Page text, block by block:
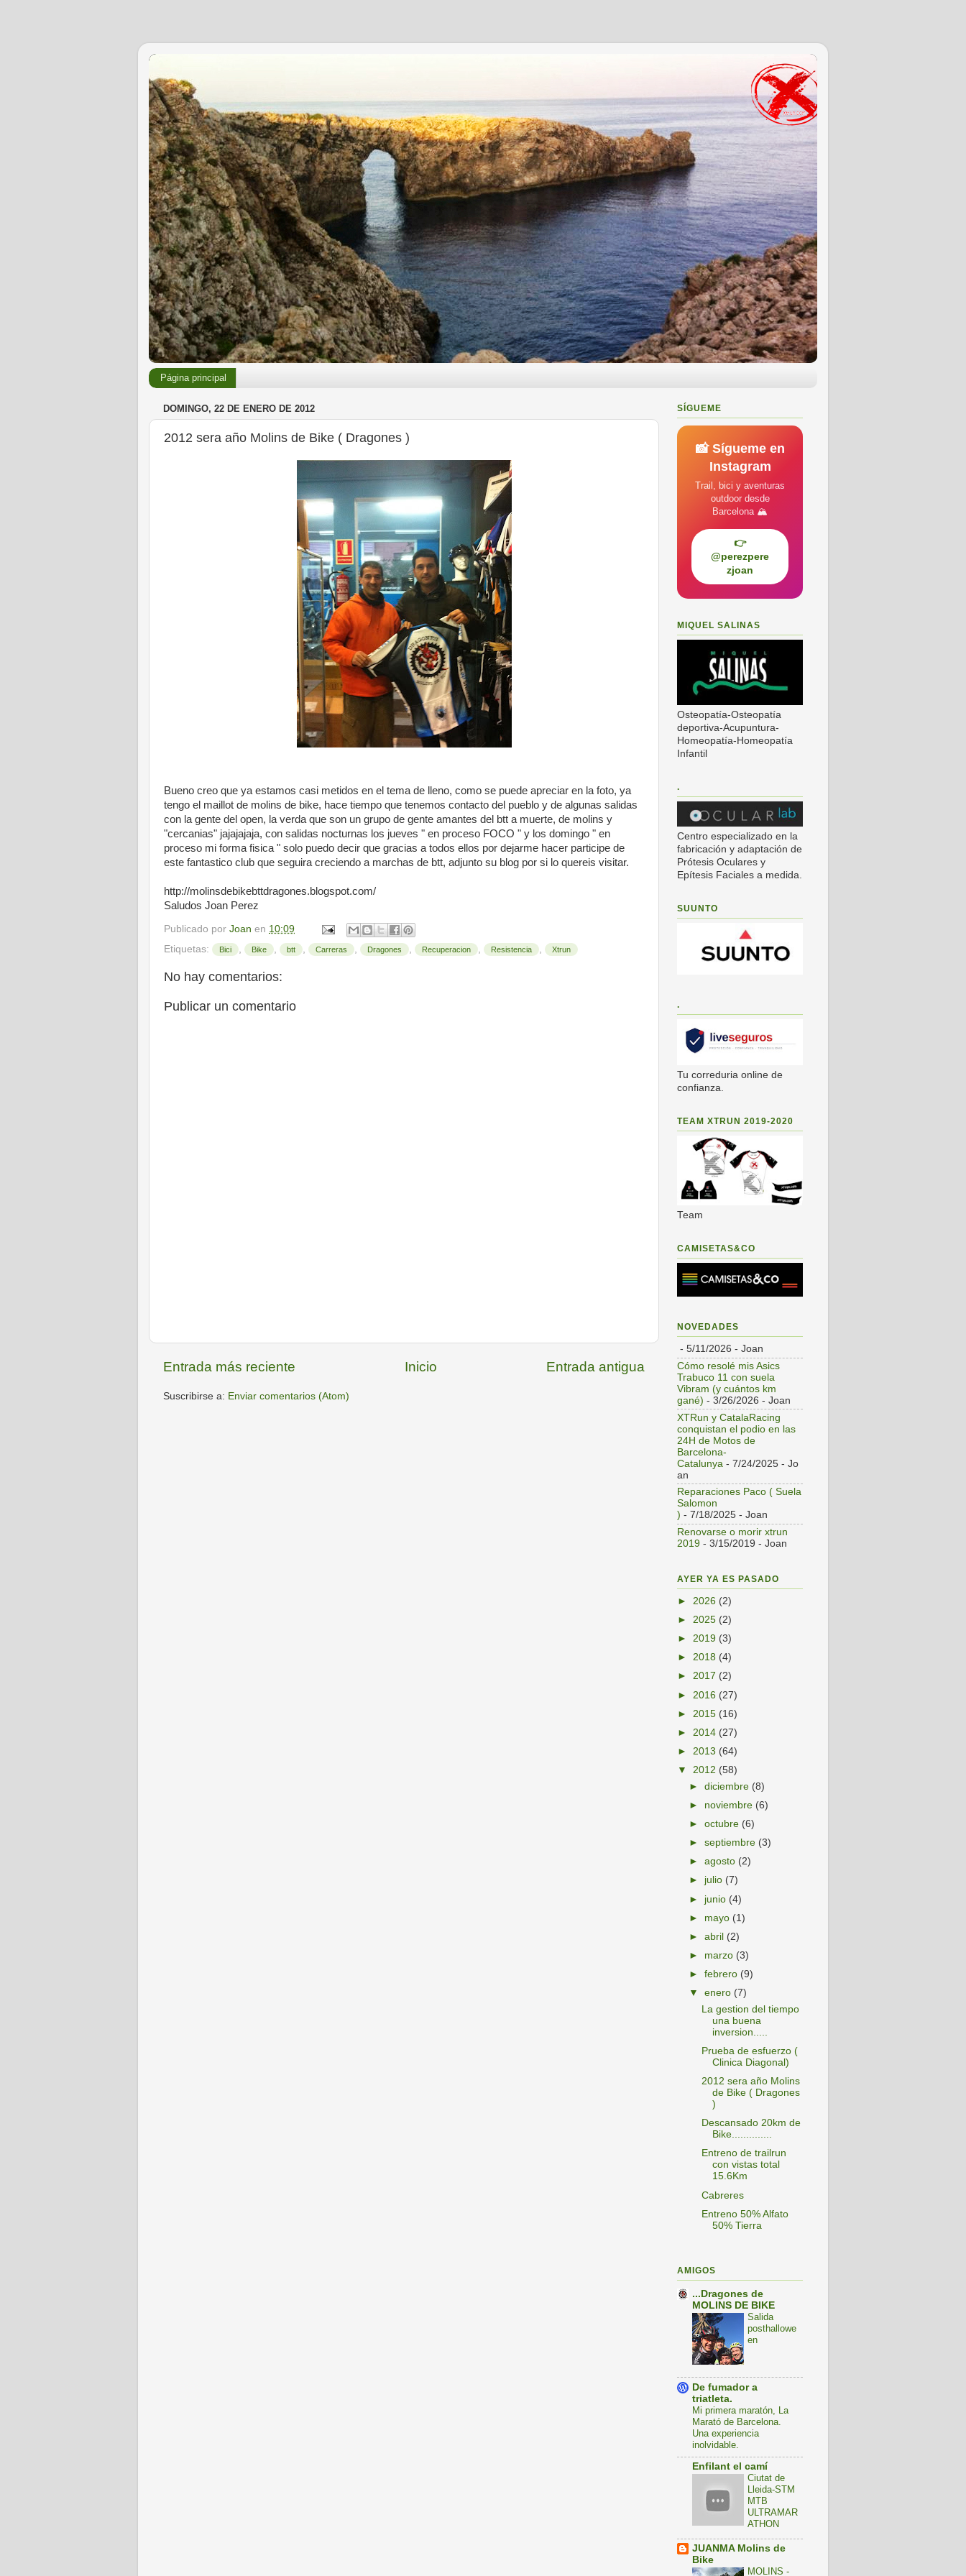
Página principal
DOMINGO, 22 DE ENERO DE 2012
2012 sera año Molins de Bike ( Dragones )
Bueno creo que ya estamos casi metidos en el tema de lleno, como se puede apreciar en la foto, ya
tengo el maillot de molins de bike, hace tiempo que tenemos contacto del pueblo y de algunas salidas
con la gente del open, la verda que son un grupo de gente amantes del btt a muerte, de molins y
"cercanias" jajajajaja, con salidas nocturnas los jueves " en proceso FOCO " y los domingo " en
proceso mi forma fisica " solo puedo decir que gracias a todos ellos por dejarme hacer participe de
este fantastico club que seguira creciendo a marchas de btt, adjunto su blog por si lo quereis visitar.
http://molinsdebikebttdragones.blogspot.com/
Saludos Joan Perez
Publicado por Joan en 10:09
Etiquetas:
Bici Bike btt Carreras Dragones Recuperacion Resistencia Xtrun
No hay comentarios:
Publicar un comentario
Entrada más reciente Entrada antigua
Inicio
Suscribirse a: Enviar comentarios (Atom)
SÍGUEME
📸 Sígueme en
Instagram
Trail, bici y aventuras
outdoor desde
Barcelona 🏔️
👉
@perezpere
zjoan
MIQUEL SALINAS
Osteopatía-Osteopatía
deportiva-Acupuntura-
Homeopatía-Homeopatía
Infantil
.
Centro especializado en la
fabricación y adaptación de
Prótesis Oculares y
Epítesis Faciales a medida.
SUUNTO
.
Tu correduria online de
confianza.
TEAM XTRUN 2019-2020
Team
CAMISETAS&CO
NOVEDADES
- 5/11/2026 - Joan
Cómo resolé mis Asics
Trabuco 11 con suela
Vibram (y cuántos km
gané) - 3/26/2026 - Joan
XTRun y CatalaRacing
conquistan el podio en las
24H de Motos de
Barcelona-
Catalunya - 7/24/2025 - Jo
an
Reparaciones Paco ( Suela
Salomon
) - 7/18/2025 - Joan
Renovarse o morir xtrun
2019 - 3/15/2019 - Joan
AYER YA ES PASADO
► 2026 (2)
► 2025 (2)
► 2019 (3)
► 2018 (4)
► 2017 (2)
► 2016 (27)
► 2015 (16)
► 2014 (27)
► 2013 (64)
▼ 2012 (58)
►diciembre (8)
► noviembre (6)
►octubre (6)
►septiembre (3)
►agosto (2)
► julio (7)
► junio (4)
► mayo (1)
►abril (2)
► marzo (3)
►febrero (9)
▼enero (7)
La gestion del tiempo
una buena
inversion.....
Prueba de esfuerzo (
Clinica Diagonal)
2012 sera año Molins
de Bike ( Dragones
)
Descansado 20km de
Bike..............
Entreno de trailrun
con vistas total
15.6Km
Cabreres
Entreno 50% Alfato
50% Tierra
AMIGOS
...Dragones de
MOLINS DE BIKE
Salida
posthallowe
en
De fumador a
triatleta.
Mi primera maratón, La
Marató de Barcelona.
Una experiencia
inolvidable.
Enfilant el camí
Ciutat de
Lleida-STM
MTB
ULTRAMAR
ATHON
JUANMA Molins de
Bike
MOLINS -